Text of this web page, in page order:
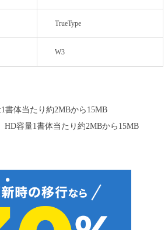
TrueType
W3
書体当たり約2MBから15MB
HD容量1書体当たり約2MBから15MB